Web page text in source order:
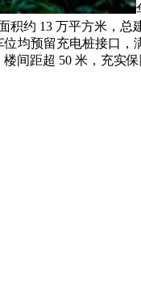
约 13 万平方米，总
均预留充电桩接口，
间距超 50 米，充实